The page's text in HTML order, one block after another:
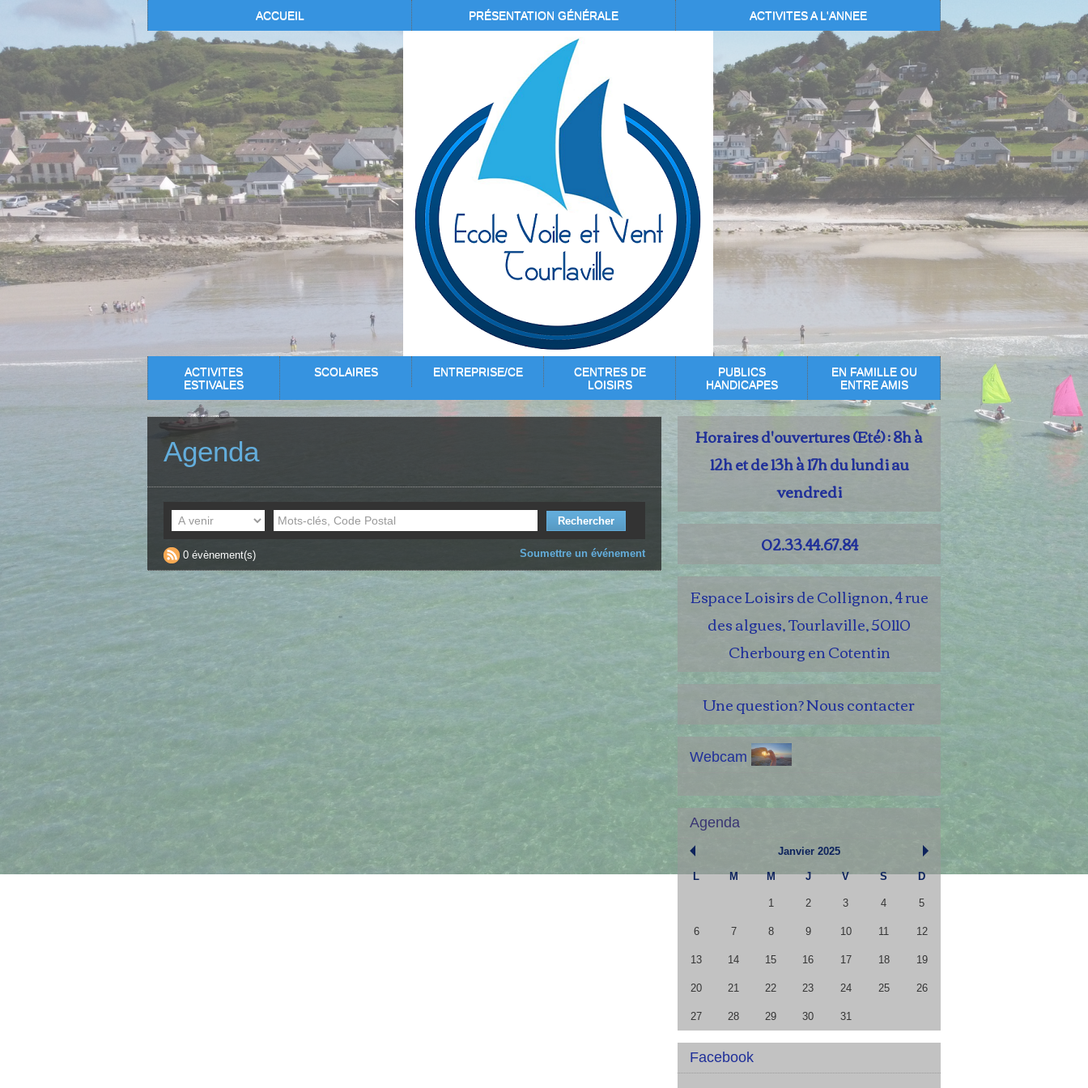
ACCUEIL PRÉSENTATION GÉNÉRALE ACTIVITES A L'ANNEE
ACTIVITES
ESTIVALES
SCOLAIRES ENTREPRISE/CE
CENTRES DE
LOISIRS
PUBLICS
HANDICAPES
EN FAMILLE OU
ENTRE AMIS
Agenda
0 évènement(s) Soumettre un événement
Horaires d'ouvertures (Eté) : 8h à
12h et de 13h à 17h du lundi au
vendredi
02.33.44.67.84
Espace Loisirs de Collignon, 4 rue
des algues, Tourlaville, 50110
Cherbourg en Cotentin
Une question? Nous contacter
Webcam
Agenda
Janvier 2025
L M M J V S D
1 2 3 4 5
6 7 8 9 10 11 12
13 14 15 16 17 18 19
20 21 22 23 24 25 26
27 28 29 30 31
Facebook